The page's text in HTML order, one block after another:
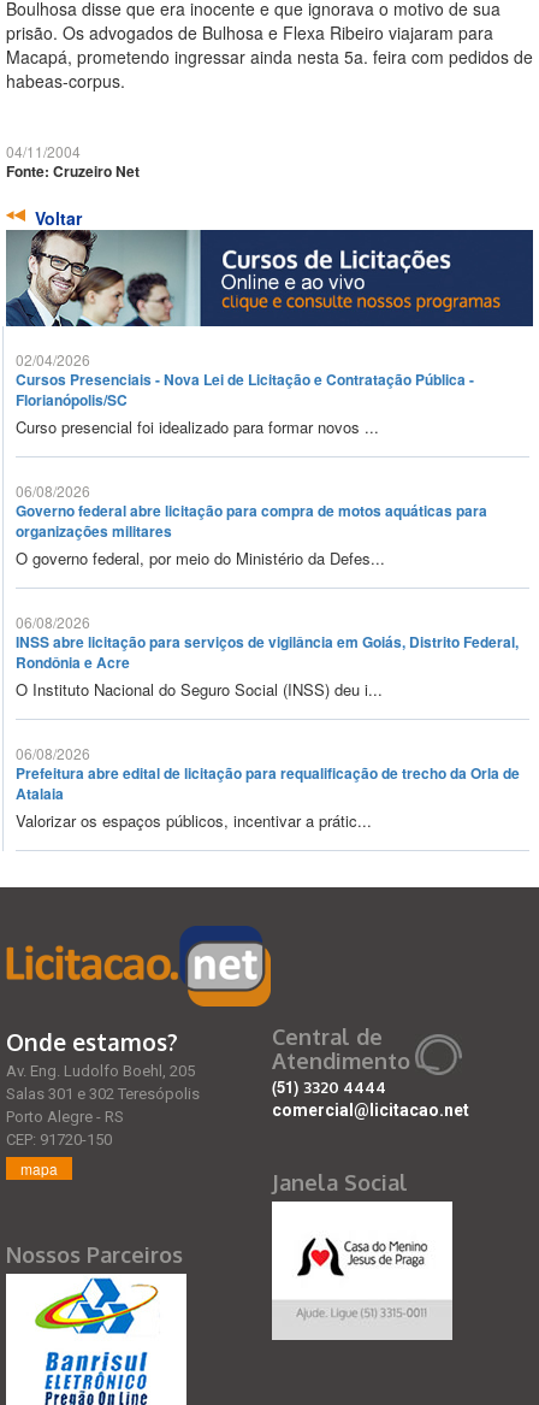
Boulhosa disse que era inocente e que ignorava o motivo de sua
prisão. Os advogados de Bulhosa e Flexa Ribeiro viajaram para
Macapá, prometendo ingressar ainda nesta 5a. feira com pedidos de
habeas-corpus.
04/11/2004
Fonte: Cruzeiro Net
Voltar
02/04/2026
Cursos Presenciais - Nova Lei de Licitação e Contratação Pública -
Florianópolis/SC
Curso presencial foi idealizado para formar novos ...
06/08/2026
Governo federal abre licitação para compra de motos aquáticas para
organizações militares
O governo federal, por meio do Ministério da Defes...
06/08/2026
INSS abre licitação para serviços de vigilância em Goiás, Distrito Federal,
Rondônia e Acre
O Instituto Nacional do Seguro Social (INSS) deu i...
06/08/2026
Prefeitura abre edital de licitação para requalificação de trecho da Orla de
Atalaia
Valorizar os espaços públicos, incentivar a prátic...
Onde estamos?
Av. Eng. Ludolfo Boehl, 205
Salas 301 e 302 Teresópolis
Porto Alegre - RS
CEP: 91720-150
mapa
Nossos Parceiros
Central de
Atendimento
(51) 3320 4444
comercial@licitacao.net
Janela Social